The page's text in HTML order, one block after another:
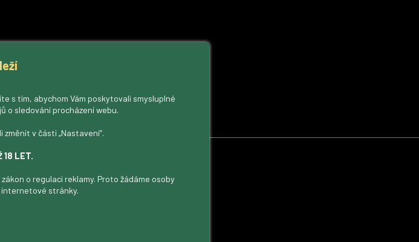
s tím, abychom Vám poskytovali smysluplné
o sledování procházení webu.
v části „Nastavení“.
18 LET.
o regulaci reklamy. Proto žádáme osoby
internetové stránky.